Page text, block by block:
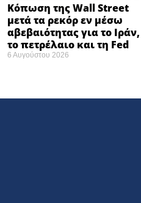
Κόπωση της Wall Street
μετά τα ρεκόρ εν μέσω
αβεβαιότητας για το Ιράν,
το πετρέλαιο και τη Fed
6 Αυγούστου 2026